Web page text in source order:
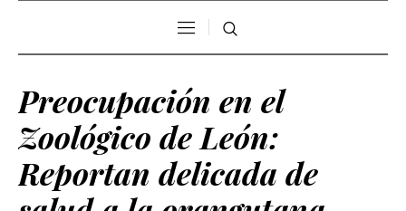
Preocupación en el
Zoológico de León:
Reportan delicada de